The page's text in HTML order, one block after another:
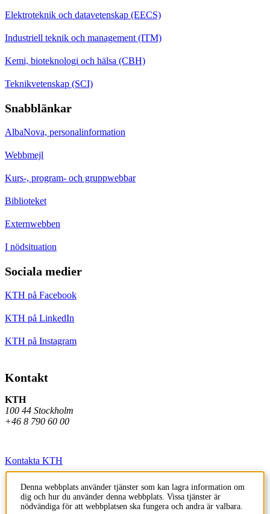
Elektroteknik och datavetenskap (EECS)
Industriell teknik och management (ITM)
Kemi, bioteknologi och hälsa (CBH)
Teknikvetenskap (SCI)
Snabblänkar
AlbaNova, personalinformation
Webbmejl
Kurs-, program- och gruppwebbar
Biblioteket
Externwebben
I nödsituation
Sociala medier
KTH på Facebook
KTH på LinkedIn
KTH på Instagram
Kontakt
KTH
100 44 Stockholm
+46 8 790 60 00
Kontakta KTH
Jobba på KTH
Press och media
Denna webbplats använder tjänster som kan lagra information om
dig och hur du använder denna webbplats. Vissa tjänster är
nödvändiga för att webbplatsen ska fungera och andra är valbara.